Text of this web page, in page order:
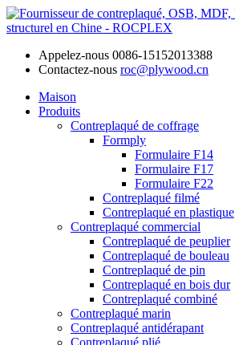
Appelez-nous 0086-15152013388
Contactez-nous roc@plywood.cn
Maison
Produits
Contreplaqué de coffrage
Formply
Formulaire F14
Formulaire F17
Formulaire F22
Contreplaqué filmé
Contreplaqué en plastique
Contreplaqué commercial
Contreplaqué de peuplier
Contreplaqué de bouleau
Contreplaqué de pin
Contreplaqué en bois dur
Contreplaqué combiné
Contreplaqué marin
Contreplaqué antidérapant
Contreplaqué plié